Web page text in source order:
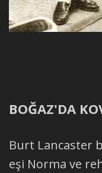
BOĞAZ'DA
Burt Lancaster
eşi Norma ve